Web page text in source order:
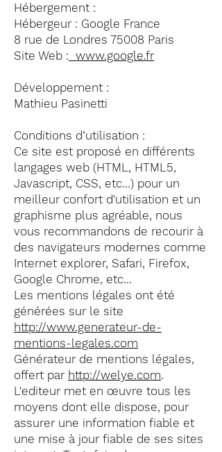
Hébergement :
Hébergeur : Google France
8 rue de Londres 75008 Paris
Site Web : www.google.fr
Développement :
Mathieu Pasinetti
Conditions d’utilisation :
Ce site est proposé en différents
langages web (HTML, HTML5,
Javascript, CSS, etc…) pour un
meilleur confort d'utilisation et un
graphisme plus agréable, nous
vous recommandons de recourir à
des navigateurs modernes comme
Internet explorer, Safari, Firefox,
Google Chrome, etc…
Les mentions légales ont été
générées sur le site
http://www.generateur-de-
mentions-legales.com
Générateur de mentions légales,
offert par http://welye.com.
L'editeur met en œuvre tous les
moyens dont elle dispose, pour
assurer une information fiable et
une mise à jour fiable de ses sites